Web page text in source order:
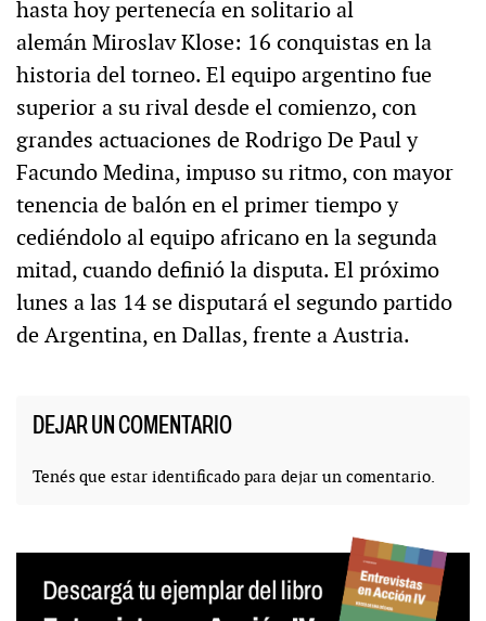
hasta hoy pertenecía en solitario al
alemán Miroslav Klose: 16 conquistas en la
historia del torneo. El equipo argentino fue
superior a su rival desde el comienzo, con
grandes actuaciones de Rodrigo De Paul y
Facundo Medina, impuso su ritmo, con mayor
tenencia de balón en el primer tiempo y
cediéndolo al equipo africano en la segunda
mitad, cuando definió la disputa. El próximo
lunes a las 14 se disputará el segundo partido
de Argentina, en Dallas, frente a Austria.
DEJAR UN COMENTARIO
Tenés que estar identificado para dejar un comentario.